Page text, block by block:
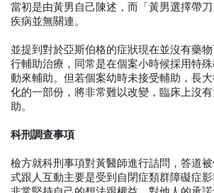
當初是由黃男自己陳述，而「黃男選擇帶
疾病並無關連。
並提到對於亞斯伯格的症狀現在並沒有藥
行輔助治療，同常是在個案小時候採用特
動來輔助。但若個案幼時未接受輔助，長
化的一部份，將非常難以改變，臨床上沒
助。
科刑調查事項
檢方就科刑事項對黃醫師進行詰問，答道
式跟人互動主要是受到自閉症類群障礙症